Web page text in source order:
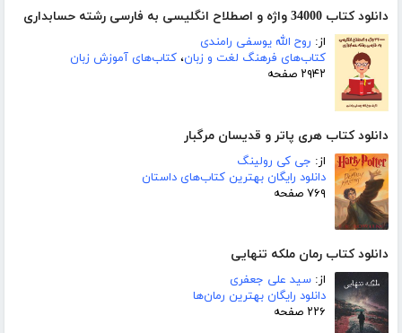
دانلود کتاب 34000 واژه و اصطلاح انگلیسی به فارسی رشته حسابداری
از: روح الله یوسفی رامندی
کتاب‌های فرهنگ لغت و زبان، کتاب‌های آموزش زبان
۲۹۴۲ صفحه
دانلود کتاب هری پاتر و قدیسان مرگبار
از: جی کی رولینگ
دانلود رایگان بهترین کتاب‌های داستان
۷۶۹ صفحه
دانلود کتاب رمان ملکه تنهایی
از: سید علی جعفری
دانلود رایگان بهترین رمان‌ها
۲۲۶ صفحه